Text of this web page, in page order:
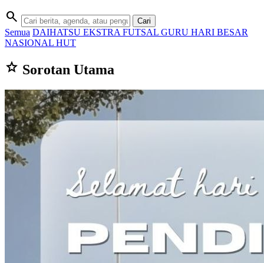
search Cari
Semua DAIHATSU EKSTRA FUTSAL GURU HARI BESAR
NASIONAL HUT
star Sorotan Utama